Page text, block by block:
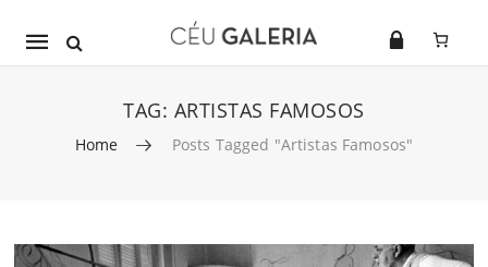
Mobile
TAG: ARTISTAS FAMOSOS
Home Posts Tagged "artistas Famosos"
Skip to content